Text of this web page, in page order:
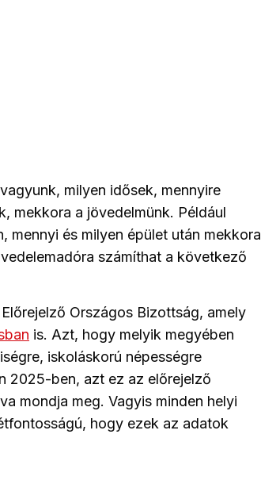
milyen idősek, mennyire
mekkora a jövedelmünk. Például
mennyi és milyen épület után mekkora
számíthat a következő
Országos Bizottság, amely
is. Azt, hogy melyik megyében
iskoláskorú népességre
2025-ben, azt ez az előrejelző
mondja meg. Vagyis minden helyi
hogy ezek az adatok